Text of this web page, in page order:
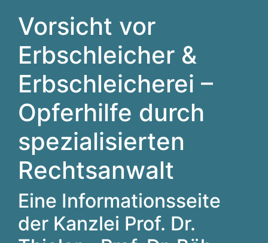
Vorsicht vor
Erbschleicher &
Erbschleicherei –
Opferhilfe durch
spezialisierten
Rechtsanwalt
Eine Informationsseite
der Kanzlei Prof. Dr.